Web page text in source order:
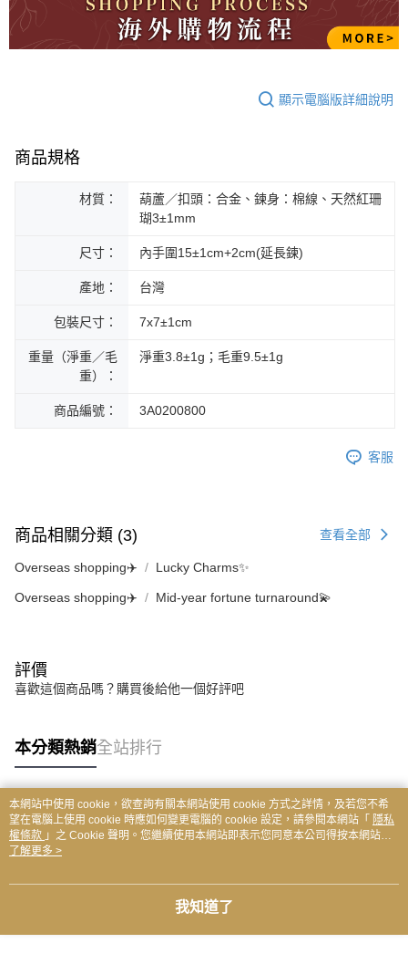
顯示電腦版詳細說明
商品規格
材質：
葫蘆／扣頭：合金、鍊身：棉線、天然紅珊
瑚3±1mm
尺寸： 內手圍15±1cm+2cm(延長鍊)
產地： 台灣
包裝尺寸： 7x7±1cm
重量（淨重／毛
重）：
淨重3.8±1g；毛重9.5±1g
商品編號： 3A0200800
客服
商品相關分類 (3) 查看全部
Overseas shopping✈️ Lucky Charms✨
Overseas shopping✈️ Mid-year fortune turnaround💫
評價
喜歡這個商品嗎？購買後給他一個好評吧
本分類熱銷全站排行
熱門標籤
本網站中使用 cookie，欲查詢有關本網站使用 cookie 方式之詳情，及若您不希
望在電腦上使用 cookie 時應如何變更電腦的 cookie 設定，請參閱本網站「 隱私
權條款 」之 Cookie 聲明。您繼續使用本網站即表示您同意本公司得按本網站使
用條款之 Cookie 聲明使用 cookie。
了解更多 >
我知道了